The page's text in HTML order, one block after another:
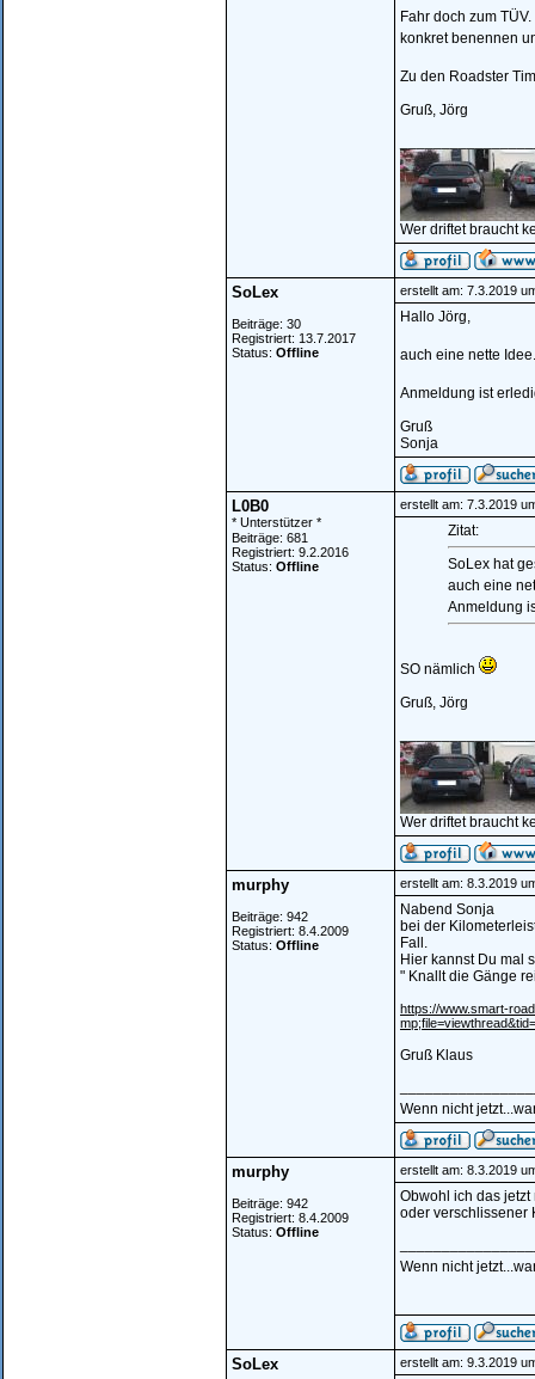
Fahr doch zum
konkret benennen
Zu den Roadster
Gruß, Jörg
Wer driftet braucht
SoLex
Beiträge: 30
Registriert: 13.7.2017
Status: Offline
erstellt am: 7.3.2019
Hallo Jörg,
auch eine nette
Anmeldung ist
Gruß
Sonja
L0B0
* Unterstützer *
Beiträge: 681
Registriert: 9.2.2016
Status: Offline
erstellt am: 7.3.2019
Zitat:
SoLex hat
auch eine
Anmeldung
SO nämlich
Gruß, Jörg
Wer driftet braucht
murphy
Beiträge: 942
Registriert: 8.4.2009
Status: Offline
erstellt am: 8.3.2019
Nabend Sonja
bei der
Fall.
Hier kannst Du mal
" Knallt die Gänge
https://www.smart-
Gruß Klaus
Wenn nicht
murphy
Beiträge: 942
Registriert: 8.4.2009
Status: Offline
erstellt am: 8.3.2019
Obwohl ich das
oder verschlissener
Wenn nicht
SoLex erstellt am: 9.3.2019